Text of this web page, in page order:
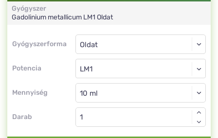
Gyógyszer
Gadolinium metallicum LM1 Oldat
Gyógyszerforma
Gyógyszerforma
Potencia
Oldat
LM1
Mennyiség
Oldat
Darab